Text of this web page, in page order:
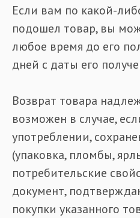
Если вам по какой-
подошел товар, вы
любое время до его
дней с даты его
Возврат товара
возможен в случае,
употреблении,
(упаковка, пломбы,
потребительские
документ,
покупки указанного